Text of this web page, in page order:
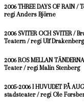
2006 THREE DAYS OF RAIN
regi Anders Björne
2006 SVITER OCH SVITER /
Teatern / regi Ulf Drakenberg
2006 ROS MELLAN
Teater / regi Malin Stenberg
2005-2006 I HUVUDET PÅ
stadsteater / regi Ole